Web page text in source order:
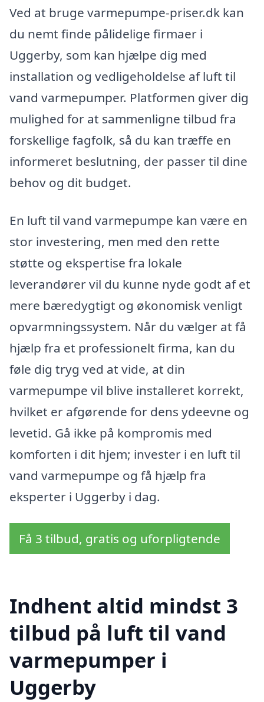
Ved at bruge varmepumpe-priser.dk kan
du nemt finde pålidelige firmaer i
Uggerby, som kan hjælpe dig med
installation og vedligeholdelse af luft til
vand varmepumper. Platformen giver dig
mulighed for at sammenligne tilbud fra
forskellige fagfolk, så du kan træffe en
informeret beslutning, der passer til dine
behov og dit budget.
En luft til vand varmepumpe kan være en
stor investering, men med den rette
støtte og ekspertise fra lokale
leverandører vil du kunne nyde godt af et
mere bæredygtigt og økonomisk venligt
opvarmningssystem. Når du vælger at få
hjælp fra et professionelt firma, kan du
føle dig tryg ved at vide, at din
varmepumpe vil blive installeret korrekt,
hvilket er afgørende for dens ydeevne og
levetid. Gå ikke på kompromis med
komforten i dit hjem; invester i en luft til
vand varmepumpe og få hjælp fra
eksperter i Uggerby i dag.
Få 3 tilbud, gratis og uforpligtende
Indhent altid mindst 3
tilbud på luft til vand
varmepumper i
Uggerby